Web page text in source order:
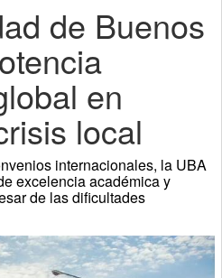
de Buenos
en
local
internacionales, la UBA
excelencia académica y
de las dificultades